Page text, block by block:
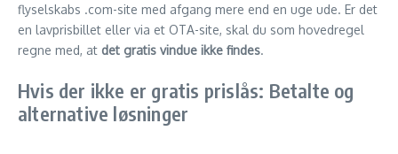
flyselskabs .com-site med afgang mere end en uge ude. Er det
en lavprisbillet eller via et OTA-site, skal du som hovedregel
regne med, at det gratis vindue ikke findes.
Hvis der ikke er gratis pris­lås: Betalte og
alternative løsninger